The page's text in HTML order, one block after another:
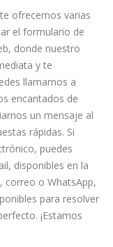
ofrecemos varias
el formulario de
donde nuestro
y te
llamarnos a
encantados de
un mensaje al
rápidas. Si
puedes
disponibles en la
correo o WhatsApp,
para resolver
¡Estamos